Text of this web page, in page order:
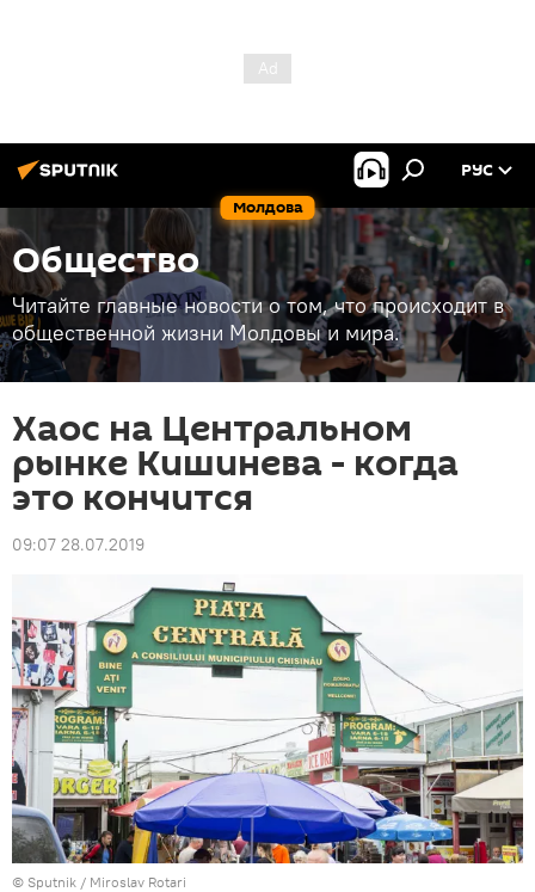
Молдова
РУС
Общество
Читайте главные новости о том, что происходит в
общественной жизни Молдовы и мира.
Хаос на Центральном
рынке Кишинева - когда
это кончится
09:07 28.07.2019
© Sputnik / Miroslav Rotari